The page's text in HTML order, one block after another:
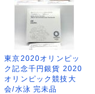
東京2020オリンピッ
ク記念千円銀貨 2020
オリンピック競技大
会/水泳 完未品